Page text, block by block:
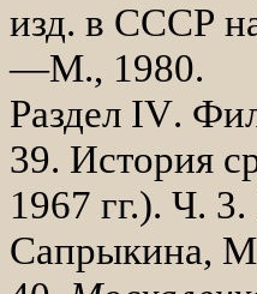
изд. в СССР
—М., 1980.
Раздел IV.
39. История
1967 гг.). Ч.
Сап­рыкина,